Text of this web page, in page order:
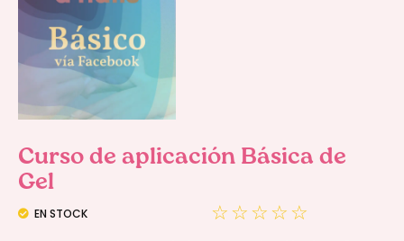
Curso de aplicación Básica de
Gel
EN STOCK ☆ ☆ ☆ ☆ ☆